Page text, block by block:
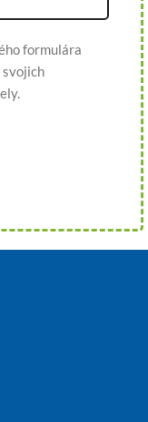
formulára
svojich